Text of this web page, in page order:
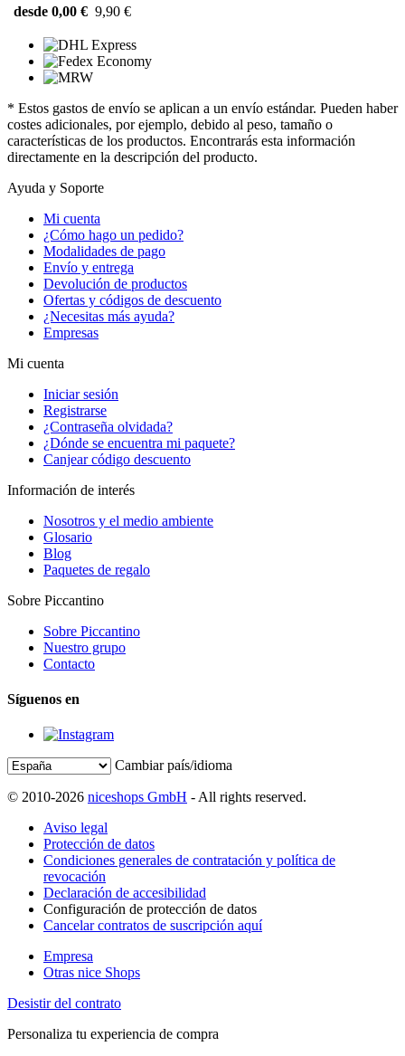
desde 0,00 € 9,90 €
* Estos gastos de envío se aplican a un envío estándar. Pueden haber
costes adicionales, por ejemplo, debido al peso, tamaño o
características de los productos. Encontrarás esta información
directamente en la descripción del producto.
Ayuda y Soporte
Mi cuenta
¿Cómo hago un pedido?
Modalidades de pago
Envío y entrega
Devolución de productos
Ofertas y códigos de descuento
¿Necesitas más ayuda?
Empresas
Mi cuenta
Iniciar sesión
Registrarse
¿Contraseña olvidada?
¿Dónde se encuentra mi paquete?
Canjear código descuento
Información de interés
Nosotros y el medio ambiente
Glosario
Blog
Paquetes de regalo
Sobre Piccantino
Sobre Piccantino
Nuestro grupo
Contacto
Síguenos en
Cambiar país/idioma
© 2010-2026 niceshops GmbH - All rights reserved.
Aviso legal
Protección de datos
Condiciones generales de contratación y política de
revocación
Declaración de accesibilidad
Configuración de protección de datos
Cancelar contratos de suscripción aquí
Empresa
Otras nice Shops
Desistir del contrato
Personaliza tu experiencia de compra